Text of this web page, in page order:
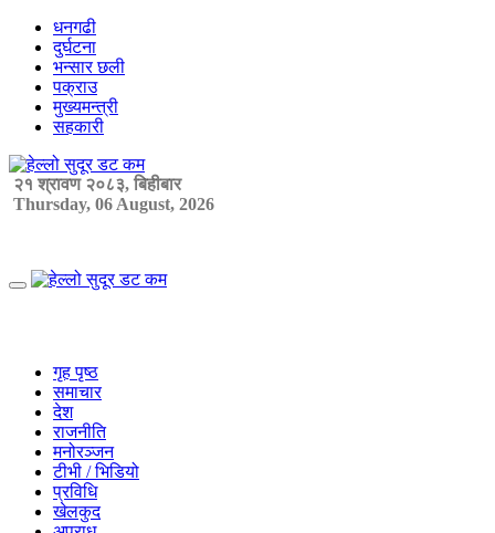
Skip
content
धनगढी
दुर्घटना
भन्सार छली
पक्राउ
मुख्यमन्त्री
सहकारी
२१ श्रावण २०८३, बिहीबार
Thursday, 06 August, 2026
Primary
गृह पृष्ठ
समाचार
देश
राजनीति
मनोरञ्जन
टीभी / भिडियो
प्रविधि
खेलकुद